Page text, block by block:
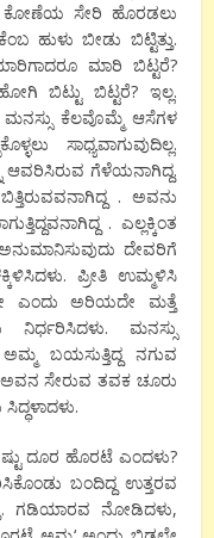
ಕೋಣೆಯ ಸೇರಿ ಹೊರಡಲು
ಹುಳು ಬೀಡು ಬಿಟ್ಟಿತ್ತು.
ಮಾರಿ ಬಿಟ್ಟರೆ?
ಬಿಟ್ಟು ಬಿಟ್ಟರೆ? ಇಲ್ಲ.
ಮನಸ್ಸು ಕೆಲವೊಮ್ಮೆ ಆಸೆಗಳ
ಸಾಧ್ಯವಾಗುವುದಿಲ್ಲ.
ಆವರಿಸಿರುವ ಗೆಳೆಯನಾಗಿದ್ದ.
ಬಿತ್ತಿರುವವನಾಗಿದ್ದ. ಅವನು
. ಎಲ್ಲಕ್ಕಿಂತ
ದೇವರಿಗೆ
. ಪ್ರೀತಿ ಉಮ್ಮಳಿಸಿ
ಎಂದು ಅರಿಯದೇ
ಮತ್ತೆ
ನಿರ್ಧರಿಸಿದಳು. ಮನಸ್ಸು
ಅಮ್ಮ ಬಯಸುತ್ತಿದ್ದ ನಗುವ
ಅವನ ಸೇರುವ ತವಕ ಚೂರು
ಸಿದ್ಧಳಾದಳು.
ದೂರ ಹೊರಟೆ ಎಂದಳು?
ಬಂದಿದ್ದ ಉತ್ತರವ
. ಗಡಿಯಾರವ ನೋಡಿದಳು,